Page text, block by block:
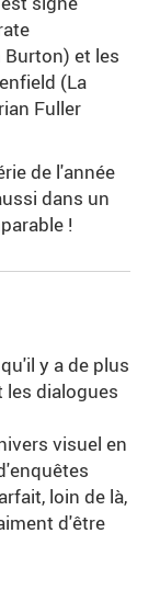
et les
(La
Fuller
de l'année
dans un
!
y a de plus
les dialogues
visuel en
loin de là,
d'être